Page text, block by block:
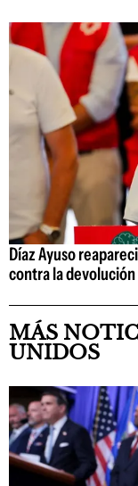
Díaz Ayuso
contra la
MÁS
UNIDOS